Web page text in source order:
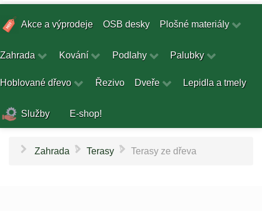
Akce a výprodeje OSB desky Plošné materiály
Zahrada Kování Podlahy Palubky
Hoblované dřevo Řezivo Dveře Lepidla a tmely
Služby E-shop!
Zahrada \ Terasy \ Terasy ze dřeva